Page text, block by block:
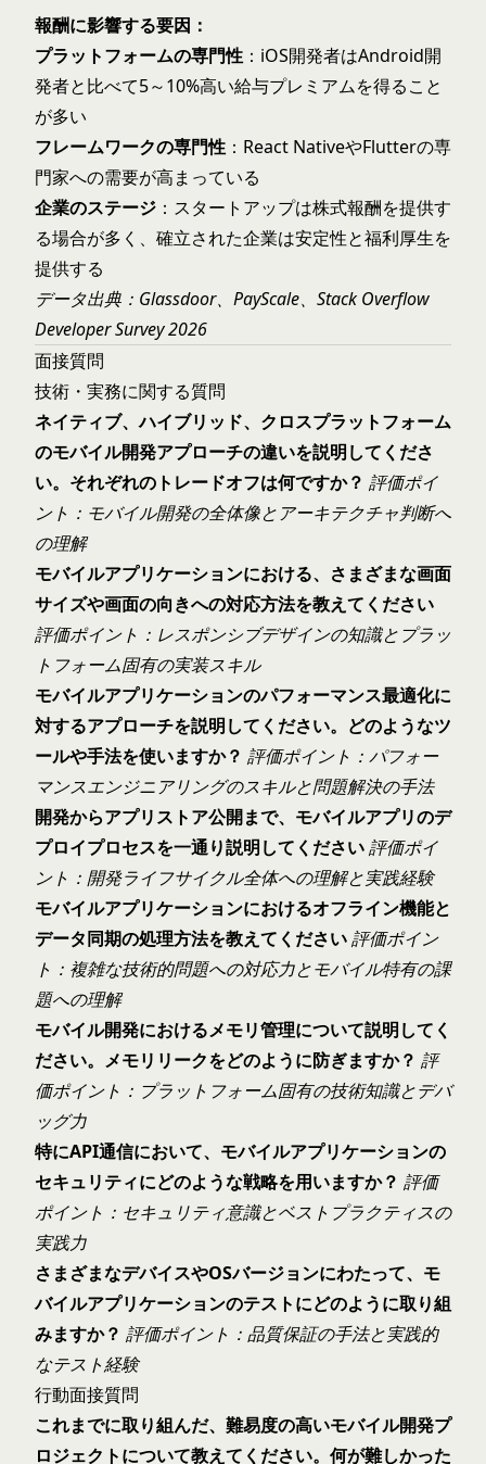
報酬に影響する要因：
プラットフォームの専門性 ：iOS開発者はAndroid開
発者と比べて5～10%高い給与プレミアムを得ること
が多い
フレームワークの専門性 ：React NativeやFlutterの専
門家への需要が高まっている
企業のステージ ：スタートアップは株式報酬を提供す
る場合が多く、確立された企業は安定性と福利厚生を
提供する
データ出典：Glassdoor、PayScale、Stack Overflow
Developer Survey 2026
面接質問
技術・実務に関する質問
ネイティブ、ハイブリッド、クロスプラットフォーム
のモバイル開発アプローチの違いを説明してくださ
い。それぞれのトレードオフは何ですか？ 評価ポイ
ント：モバイル開発の全体像とアーキテクチャ判断へ
の理解
モバイルアプリケーションにおける、さまざまな画面
サイズや画面の向きへの対応方法を教えてください
評価ポイント：レスポンシブデザインの知識とプラッ
トフォーム固有の実装スキル
モバイルアプリケーションのパフォーマンス最適化に
対するアプローチを説明してください。どのようなツ
ールや手法を使いますか？ 評価ポイント：パフォー
マンスエンジニアリングのスキルと問題解決の手法
開発からアプリストア公開まで、モバイルアプリのデ
プロイプロセスを一通り説明してください評価ポイ
ント：開発ライフサイクル全体への理解と実践経験
モバイルアプリケーションにおけるオフライン機能と
データ同期の処理方法を教えてください評価ポイン
ト：複雑な技術的問題への対応力とモバイル特有の課
題への理解
モバイル開発におけるメモリ管理について説明してく
ださい。メモリリークをどのように防ぎますか？ 評
価ポイント：プラットフォーム固有の技術知識とデバ
ッグ力
特にAPI通信において、モバイルアプリケーションの
セキュリティにどのような戦略を用いますか？ 評価
ポイント：セキュリティ意識とベストプラクティスの
実践力
さまざまなデバイスやOSバージョンにわたって、モ
バイルアプリケーションのテストにどのように取り組
みますか？ 評価ポイント：品質保証の手法と実践的
なテスト経験
行動面接質問
これまでに取り組んだ、難易度の高いモバイル開発プ
ロジェクトについて教えてください。何が難しかった